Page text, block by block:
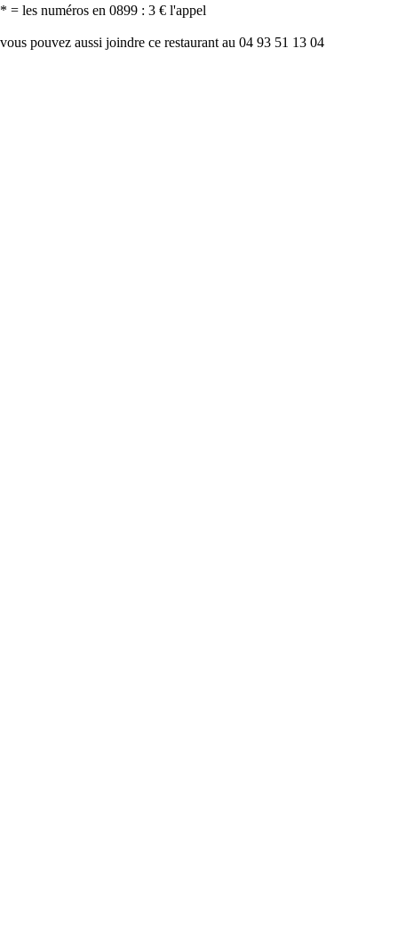
* = les numéros en 0899 : 3 € l'appel
vous pouvez aussi joindre ce restaurant au 04 93 51 13 04